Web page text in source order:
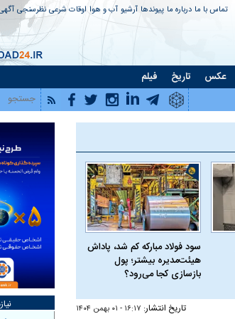
تماس با ما درباره ما پیوندها آرشیو آب و هوا اوقات شرعی نظرسنجی
عکس تاریخ فیلم
سود فولاد مبارکه کم شد، پاداش
هیئت‌مدیره بیشتر؛ پول
بازسازی کجا می‌رود؟
تاریخ انتشار: ۱۶:۱۷ - ۰۱ بهمن ۱۴۰۴